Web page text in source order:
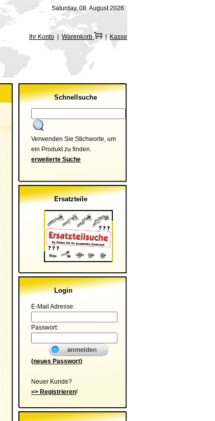
Saturday, 08. August 2026
Ihr Konto Warenkorb | Kasse
Schnellsuche
Verwenden Sie Stichworte, um
ein Produkt zu finden.
erweiterte Suche
Ersatzteile
Login
E-Mail Adresse:
Passwort:
(neues Passwort)
Neuer Kunde?
=> Registrieren!